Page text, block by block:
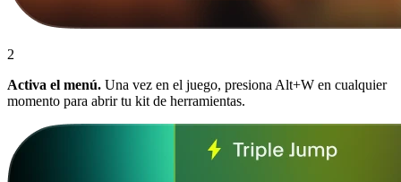
2
Activa el menú. Una vez en el juego, presiona Alt+W en cualquier
momento para abrir tu kit de herramientas.